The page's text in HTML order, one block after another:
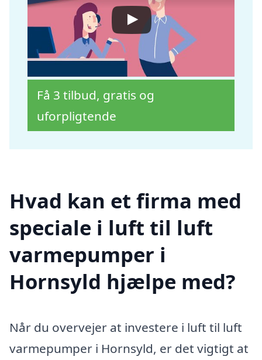
Få 3 tilbud, gratis og
uforpligtende
Hvad kan et firma med
speciale i luft til luft
varmepumper i
Hornsyld hjælpe med?
Når du overvejer at investere i luft til luft
varmepumper i Hornsyld, er det vigtigt at